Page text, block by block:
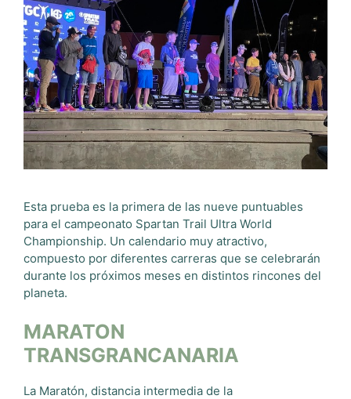
Esta prueba es la primera de las nueve puntuables
para el campeonato Spartan Trail Ultra World
Championship. Un calendario muy atractivo,
compuesto por diferentes carreras que se celebrarán
durante los próximos meses en distintos rincones del
planeta.
MARATON
TRANSGRANCANARIA
La Maratón, distancia intermedia de la